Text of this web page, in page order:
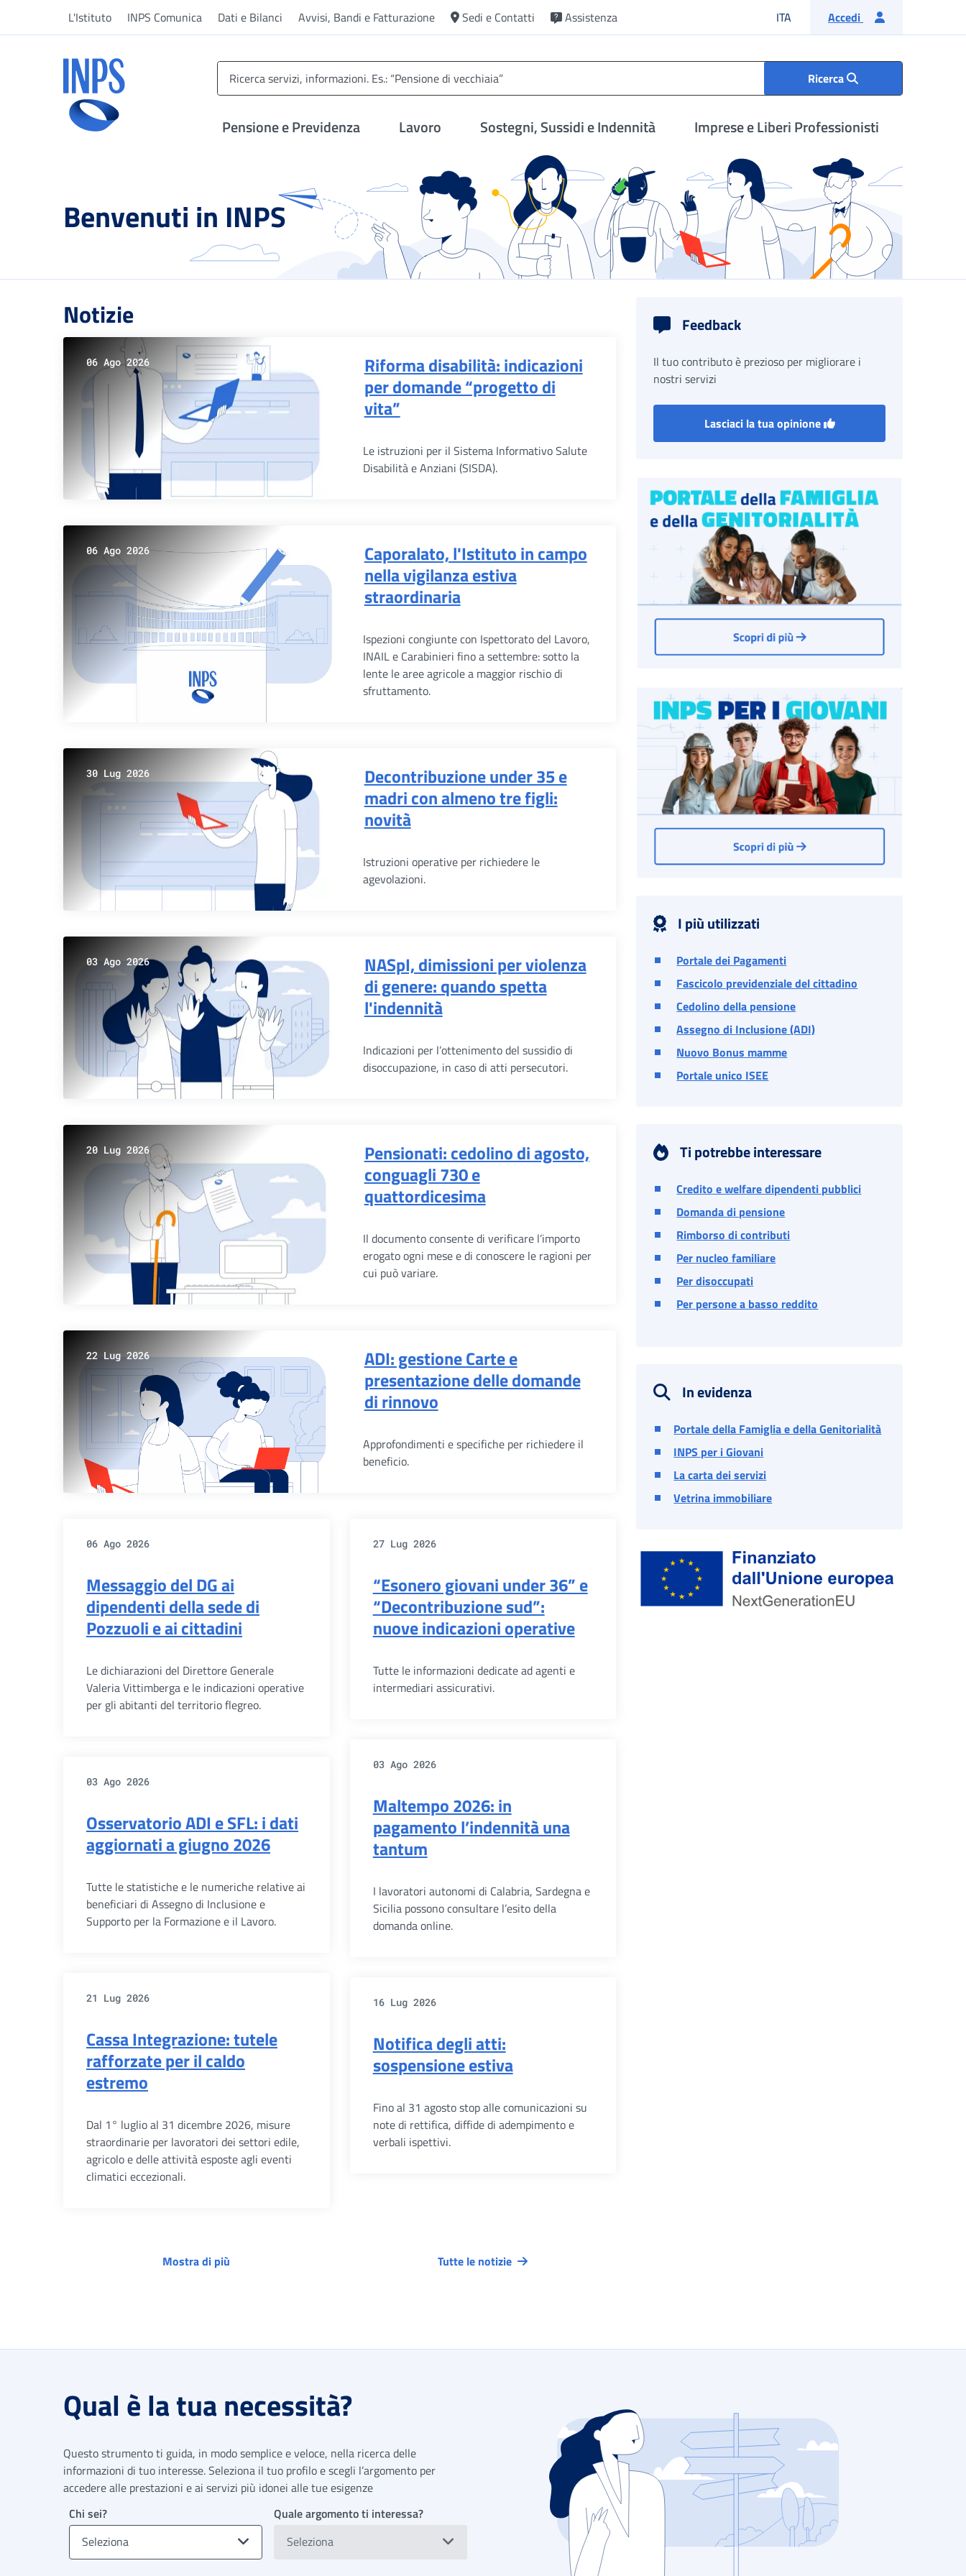
L'Istituto INPS Comunica Dati e Bilanci Avvisi, Bandi e Fatturazione Sedi e Contatti Assistenza ITA Lingua italiana
Accedi
Ricerca
Pensione e Previdenza Lavoro Sostegni, Sussidi e Indennità Imprese e Liberi Professionisti
Benvenuti in INPS
Notizie
06 Ago 2026
Riforma disabilità: indicazioni
per domande “progetto di
vita”
Le istruzioni per il Sistema Informativo Salute
Disabilità e Anziani (SISDA).
06 Ago 2026
Caporalato, l'Istituto in campo
nella vigilanza estiva
straordinaria
Ispezioni congiunte con Ispettorato del Lavoro,
INAIL e Carabinieri fino a settembre: sotto la
lente le aree agricole a maggior rischio di
sfruttamento.
30 Lug 2026
Decontribuzione under 35 e
madri con almeno tre figli:
novità
Istruzioni operative per richiedere le
agevolazioni.
03 Ago 2026
NASpI, dimissioni per violenza
di genere: quando spetta
l'indennità
Indicazioni per l’ottenimento del sussidio di
disoccupazione, in caso di atti persecutori.
20 Lug 2026
Pensionati: cedolino di agosto,
conguagli 730 e
quattordicesima
Il documento consente di verificare l’importo
erogato ogni mese e di conoscere le ragioni per
cui può variare.
22 Lug 2026
ADI: gestione Carte e
presentazione delle domande
di rinnovo
Approfondimenti e specifiche per richiedere il
beneficio.
06 Ago 2026
Messaggio del DG ai
dipendenti della sede di
Pozzuoli e ai cittadini
Le dichiarazioni del Direttore Generale
Valeria Vittimberga e le indicazioni operative
per gli abitanti del territorio flegreo.
27 Lug 2026
“Esonero giovani under 36” e
“Decontribuzione sud”:
nuove indicazioni operative
Tutte le informazioni dedicate ad agenti e
intermediari assicurativi.
03 Ago 2026
Osservatorio ADI e SFL: i dati
aggiornati a giugno 2026
Tutte le statistiche e le numeriche relative ai
beneficiari di Assegno di Inclusione e
Supporto per la Formazione e il Lavoro.
03 Ago 2026
Maltempo 2026: in
pagamento l’indennità una
tantum
I lavoratori autonomi di Calabria, Sardegna e
Sicilia possono consultare l’esito della
domanda online.
21 Lug 2026
Cassa Integrazione: tutele
rafforzate per il caldo
estremo
Dal 1° luglio al 31 dicembre 2026, misure
straordinarie per lavoratori dei settori edile,
agricolo e delle attività esposte agli eventi
climatici eccezionali.
16 Lug 2026
Notifica degli atti:
sospensione estiva
Fino al 31 agosto stop alle comunicazioni su
note di rettifica, diffide di adempimento e
verbali ispettivi.
Mostra di più Tutte le notizie
Feedback
Il tuo contributo è prezioso per migliorare i
nostri servizi
Lasciaci la tua opinione
I più utilizzati
Portale dei Pagamenti
Fascicolo previdenziale del cittadino
Cedolino della pensione
Assegno di Inclusione (ADI)
Nuovo Bonus mamme
Portale unico ISEE
Ti potrebbe interessare
Credito e welfare dipendenti pubblici
Domanda di pensione
Rimborso di contributi
Per nucleo familiare
Per disoccupati
Per persone a basso reddito
In evidenza
Portale della Famiglia e della Genitorialità
INPS per i Giovani
La carta dei servizi
Vetrina immobiliare
Qual è la tua necessità?
Questo strumento ti guida, in modo semplice e veloce, nella ricerca delle
informazioni di tuo interesse. Seleziona il tuo profilo e scegli l’argomento per
accedere alle prestazioni e ai servizi più idonei alle tue esigenze
Chi sei?
Seleziona
Quale argomento ti interessa?
Seleziona